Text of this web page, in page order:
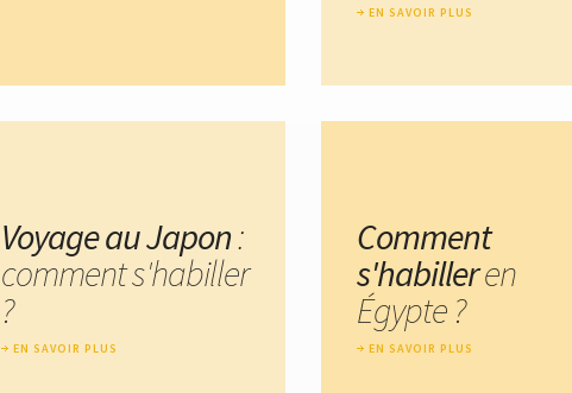
EN SAVOIR PLUS
Voyage au Japon:
comment s'habiller
?
EN SAVOIR PLUS
Comment
s'habilleren
Égypte ?
EN SAVOIR PLUS